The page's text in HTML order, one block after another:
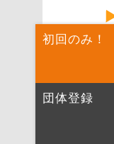
初回のみ！
団体登録